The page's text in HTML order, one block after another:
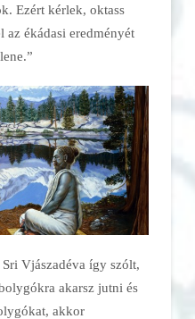
Ezért kérlek, oktass
az ékádasi eredményét
Vjászadéva így szólt,
akarsz jutni és
akkor